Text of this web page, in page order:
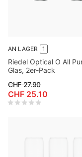
AN LAGER 1
Riedel Optical O All
Glas, 2er-Pack
CHF 27.90
CHF 25.10